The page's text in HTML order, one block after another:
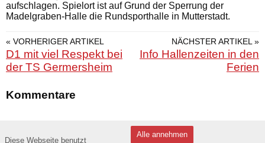
aufschlagen. Spielort ist auf Grund der Sperrung der
Madelgraben-Halle die Rundsporthalle in Mutterstadt.
« VORHERIGER ARTIKEL
D1 mit viel Respekt bei
der TS Germersheim
NÄCHSTER ARTIKEL »
Info Hallenzeiten in den
Ferien
Kommentare
Datenschutzerklärung
Diese Webseite benutzt
Alle annehmen